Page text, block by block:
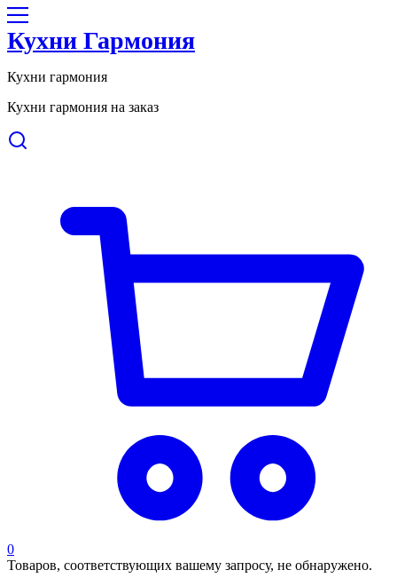
Кухни Гармония
Кухни гармония
Кухни гармония на заказ
0
Товаров, соответствующих вашему запросу, не обнаружено.